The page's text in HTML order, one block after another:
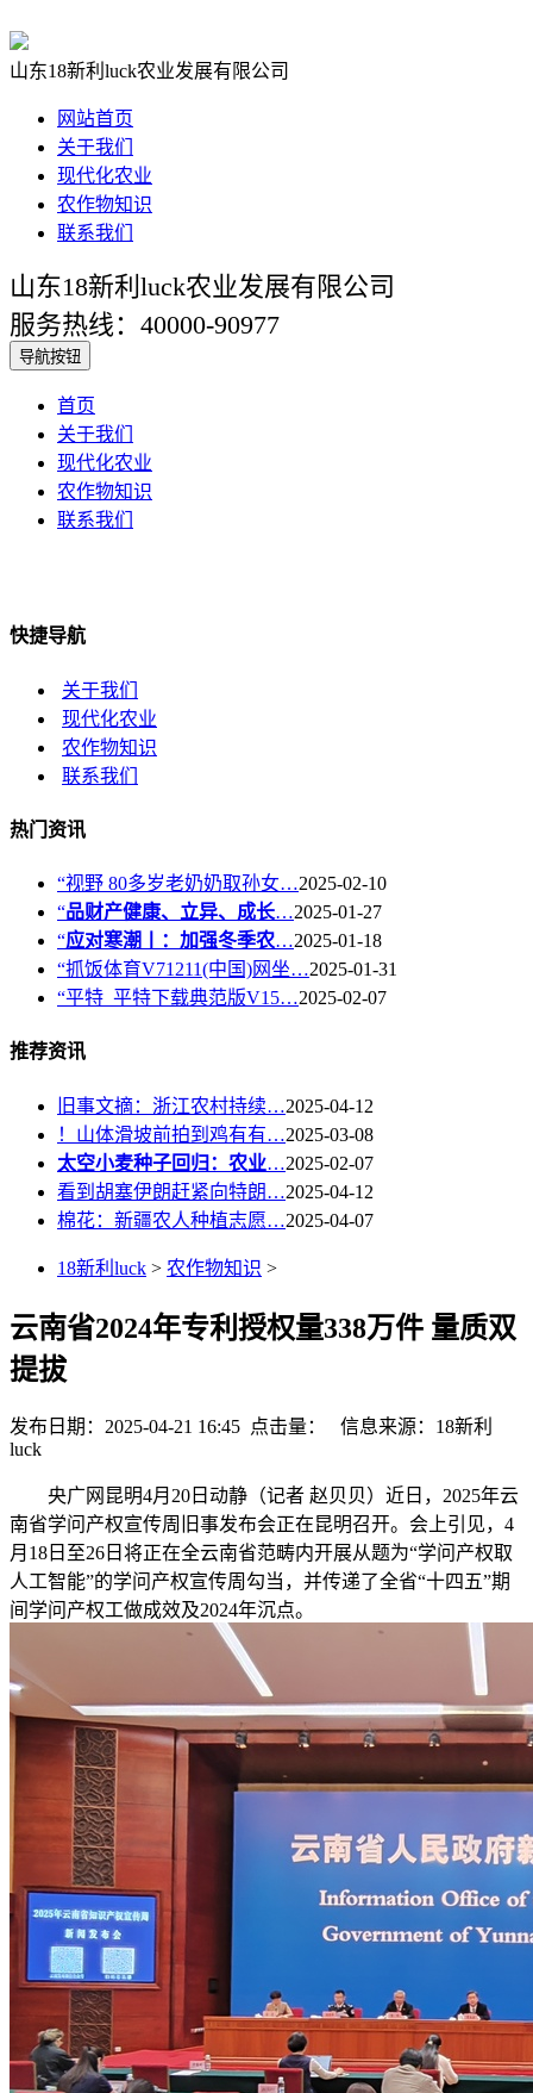
山东18新利luck农业发展有限公司
网站首页
关于我们
现代化农业
农作物知识
联系我们
山东18新利luck农业发展有限公司
服务热线：40000-90977
导航按钮
首页
关于我们
现代化农业
农作物知识
联系我们
快捷导航
关于我们
现代化农业
农作物知识
联系我们
热门资讯
“视野 80多岁老奶奶取孙女…2025-02-10
“品财产健康、立异、成长…2025-01-27
“应对寒潮丨：加强冬季农…2025-01-18
“抓饭体育V71211(中国)网坐…2025-01-31
“平特_平特下载典范版V15…2025-02-07
推荐资讯
旧事文摘：浙江农村持续…2025-04-12
！山体滑坡前拍到鸡有有…2025-03-08
太空小麦种子回归：农业…2025-02-07
看到胡塞伊朗赶紧向特朗…2025-04-12
棉花：新疆农人种植志愿…2025-04-07
18新利luck > 农作物知识 >
云南省2024年专利授权量338万件 量质双
提拔
发布日期：2025-04-21 16:45 点击量：
信息来源：18新利
luck
央广网昆明4月20日动静（记者 赵贝贝）近日，2025年云
南省学问产权宣传周旧事发布会正在昆明召开。会上引见，4
月18日至26日将正在全云南省范畴内开展从题为“学问产权取
人工智能”的学问产权宣传周勾当，并传递了全省“十四五”期
间学问产权工做成效及2024年沉点。